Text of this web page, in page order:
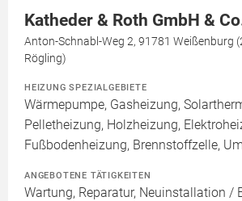
Katheder & Roth GmbH &
Anton-Schnabl-Weg 2, 91781 Weißenburg
Rögling)
HEIZUNG SPEZIALGEBIETE
Wärmepumpe, Gasheizung,
Pelletheizung, Holzheizung,
Fußbodenheizung, Brennstoffzelle,
ANGEBOTENE TÄTIGKEITEN
Wartung, Reparatur, Neuinstallation /